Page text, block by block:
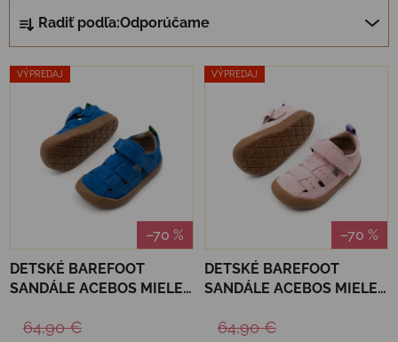
Radiť podľa:Odporúčame
Výpis produktov
VÝPREDAJ
–70 %
DETSKÉ BAREFOOT
SANDÁLE ACEBOS MIELE -
64,90 €
VÝPREDAJ
–70 %
DETSKÉ BAREFOOT
SANDÁLE ACEBOS MIELE -
64,90 €